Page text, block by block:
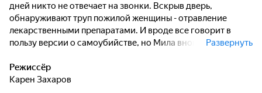
дней никто не отвечает на звонки. Вскрыв дверь,
обнаруживают труп пожилой женщины - отравление
лекарственными препаратами. И вроде все говорит в
пользу версии о самоубийстве, но Мила вновь находит
случилось убийство - Мила найдет в архиве это дело и
откроет давно закрытую дверь, за которой скрываются
Развернуть
Режиссёр
Карен Захаров